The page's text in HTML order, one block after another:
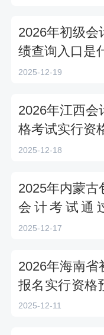
2026年初级会
绩查询入口是
2025-12-19
2026年江西会
格考试实行资
2025-12-18
2025年内蒙古
会计考试通
0%，取得证书
2025-12-17
2026年海南省
报名实行资格
绩合格考生资
2025-12-11